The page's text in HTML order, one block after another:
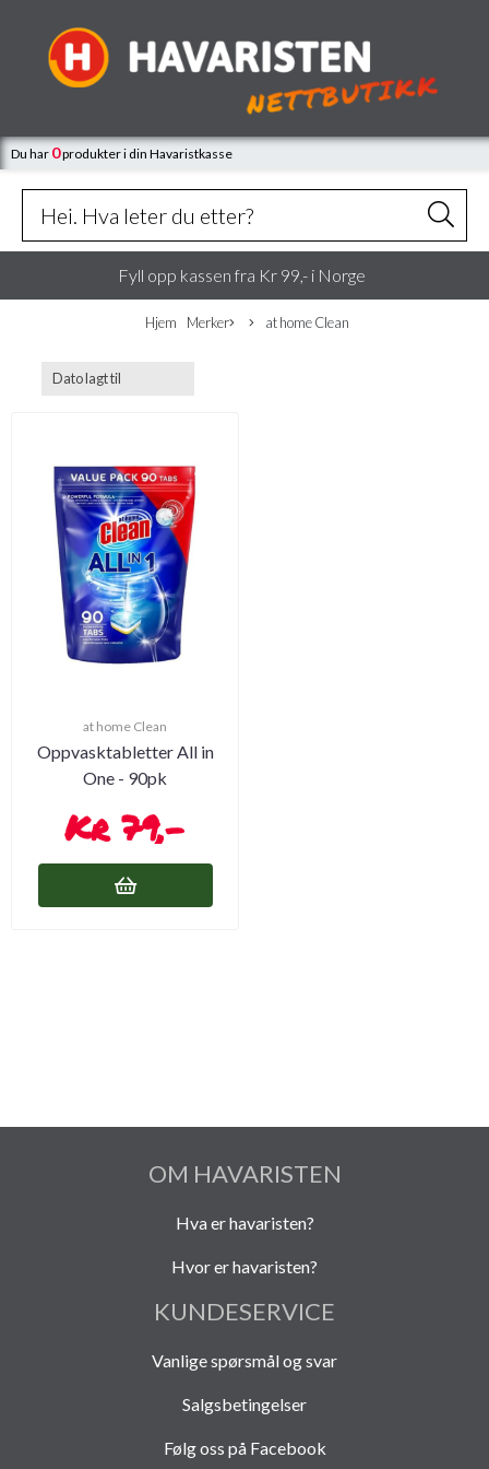
Du har 0produkteri din Havaristkasse
Fyll opp kassen fra Kr 99,- i Norge
Hjem Merker at home Clean
at home Clean
Oppvasktabletter All in
One - 90pk
79,-
OM HAVARISTEN
Hva er havaristen?
Hvor er havaristen?
KUNDESERVICE
Vanlige spørsmål og svar
Salgsbetingelser
Følg oss på Facebook